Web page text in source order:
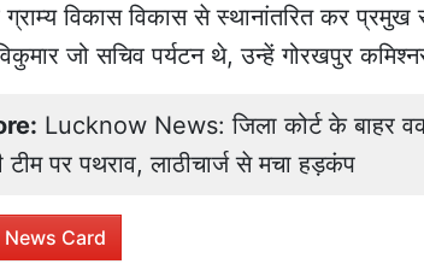
विकास विकास से स्थानांतरित कर प्रमुख
जो सचिव पर्यटन थे, उन्हें गोरखपुर
Lucknow News: जिला कोर्ट के बाहर
टीम पर पथराव, लाठीचार्ज से मचा हड़कंप
Card